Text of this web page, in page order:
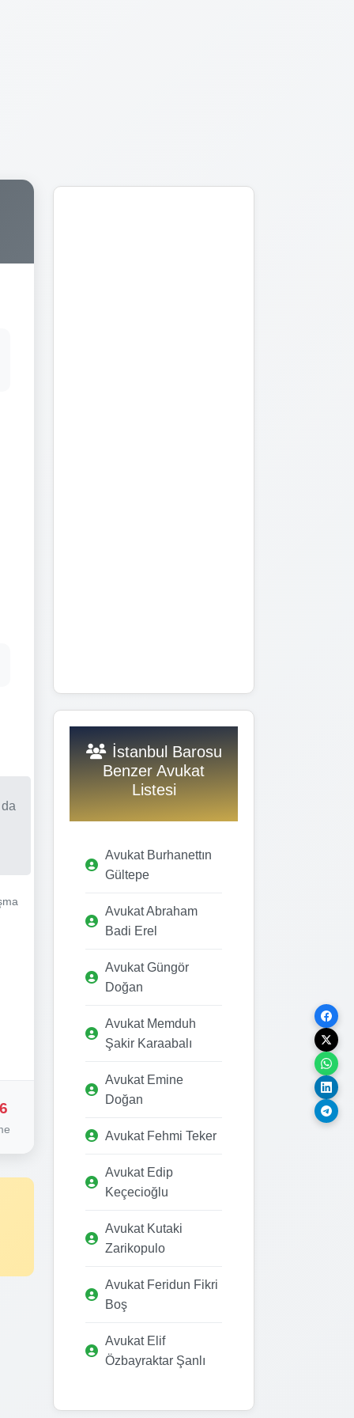
İstanbul Barosu
Benzer Avukat
Listesi
Avukat Burhanettın
Gültepe
Avukat Abraham
Badi Erel
Avukat Güngör
Doğan
Avukat Memduh
Şakir Karaabalı
Avukat Emine
Doğan
Avukat Fehmi Teker
Avukat Edip
Keçecioğlu
Avukat Kutaki
Zarikopulo
Avukat Feridun Fikri
Boş
Avukat Elif
Özbayraktar Şanlı